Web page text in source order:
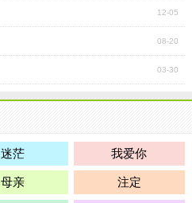
12-05
08-20
03-30
迷茫 我爱你
母亲 注定